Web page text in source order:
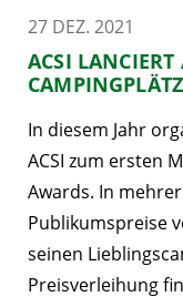
27 DEZ. 2021
ACSI LANCIERT
In diesem Jahr
ACSI zum ersten
Awards. In
Publikumspreise
seinen
Preisverleihung